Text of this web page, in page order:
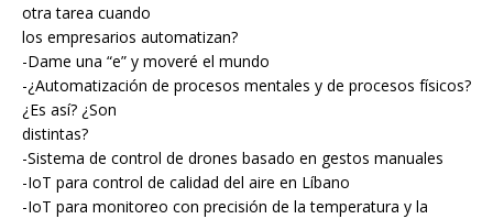
otra tarea cuando
los empresarios automatizan?
-Dame una “e” y moveré el mundo
-¿Automatización de procesos mentales y de procesos físicos?
¿Es así? ¿Son
distintas?
-Sistema de control de drones basado en gestos manuales
-IoT para control de calidad del aire en Líbano
-IoT para monitoreo con precisión de la temperatura y la